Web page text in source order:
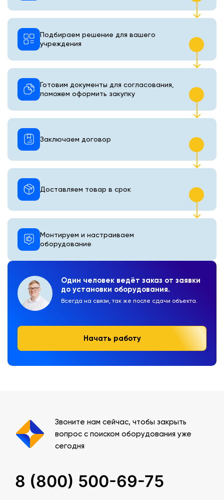
Один человек ведёт заказ от заявки
до установки оборудования.
Всегда на связи, так же после сдачи объекта.
Начать работу
Подбираем решение для вашего
учреждения
Готовим документы для согласования,
поможем оформить закупку
Монтируем и настраиваем
оборудование
Доставляем товар в срок
Заключаем договор
Звоните нам сейчас, чтобы закрыть
вопрос с поиском оборудования уже
сегодня
8 (800) 500-69-75